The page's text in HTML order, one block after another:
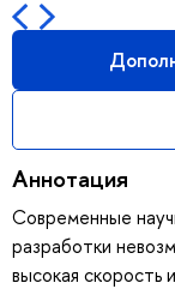
Аннотация
Современные
разработки
высокая скорость